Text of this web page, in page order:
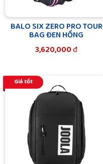
BALO SIX ZERO PRO TOUR
BAG ĐEN HỒNG
3,620,000đ
Giá tốt